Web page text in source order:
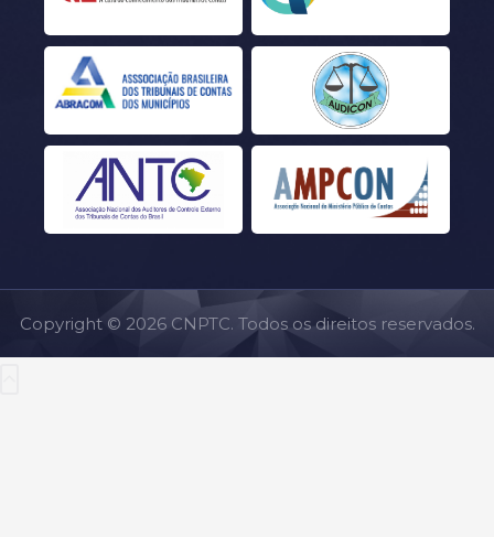
Copyright © 2026 CNPTC. Todos os direitos reservados.